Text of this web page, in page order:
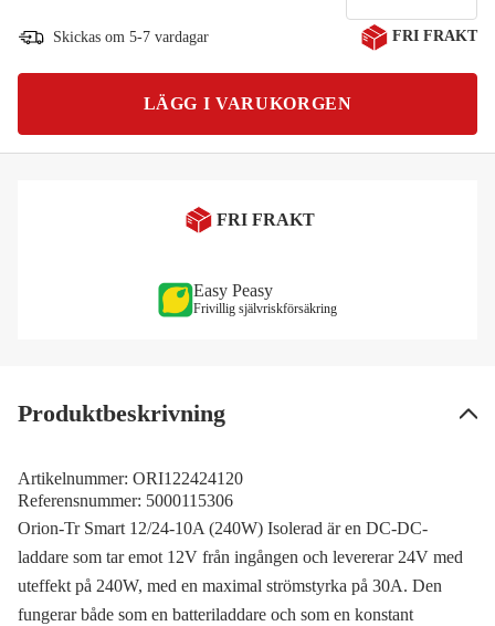
Skickas om 5-7 vardagar FRI FRAKT
LÄGG I VARUKORGEN
FRI FRAKT
Easy Peasy
Frivillig självriskförsäkring
Produktbeskrivning
Artikelnummer: ORI122424120
Referensnummer: 5000115306
Orion-Tr Smart 12/24-10A (240W) Isolerad är en DC-DC-
laddare som tar emot 12V från ingången och levererar 24V med
uteffekt på 240W, med en maximal strömstyrka på 30A. Den
fungerar både som en batteriladdare och som en konstant